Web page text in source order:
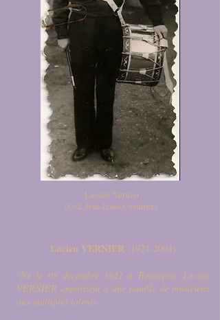
Lucien Vernier
(Coll. Jean-Louis Couturier).
Lucien VERNIER (1921-2004)
"Né le 08 décembre 1921 à Besançon, Lucien
VERNIER appartient à une famille de musiciens
aux multiples talents.